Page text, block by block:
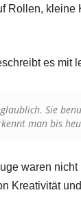
Rollen, kleine
es mit
Sie
man bis
waren nicht
Kreativität